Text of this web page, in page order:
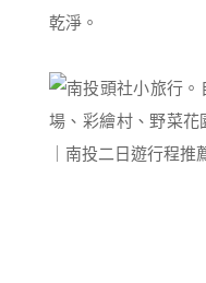
乾淨。